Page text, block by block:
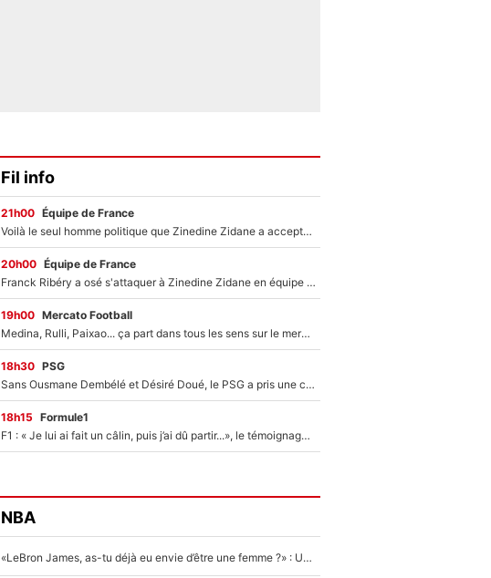
Fil info
21h00 Équipe de France
Voilà le seul homme politique que Zinedine Zidane a accepté dans son entourage : «Je garde un très bon souvenir de lui»
20h00 Équipe de France
Franck Ribéry a osé s'attaquer à Zinedine Zidane en équipe de France : «Je n'aurais jamais fait ça»
19h00 Mercato Football
Medina, Rulli, Paixao... ça part dans tous les sens sur le mercato de l'OM : Frank McCourt va enfin récupérer l'argent qu'il attend ?
18h30 PSG
Sans Ousmane Dembélé et Désiré Doué, le PSG a pris une correction face à Majorque : Luis Enrique attend avec impatience des renforts !
18h15 Formule1
F1 : « Je lui ai fait un câlin, puis j’ai dû partir...», le témoignage émouvant de Max Verstappen sur sa fille
NBA
«LeBron James, as-tu déjà eu envie d’être une femme ?» : Un dérapage de Donald Trump sur la superstar de la NBA refait surface